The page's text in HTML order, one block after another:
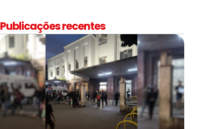
Publicações recentes